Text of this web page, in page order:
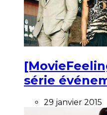
série
29 janvier 2015